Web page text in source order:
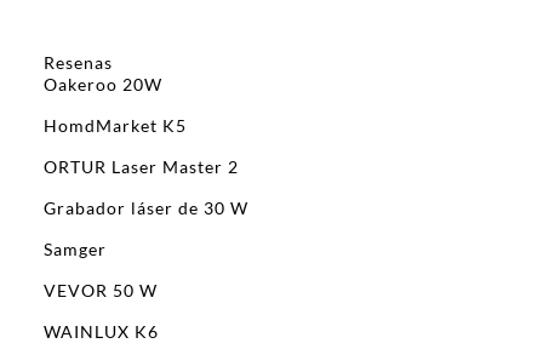
Resenas
Oakeroo 20W
HomdMarket K5
ORTUR Laser Master 2
Grabador láser de 30 W
Samger
VEVOR 50 W
WAINLUX K6